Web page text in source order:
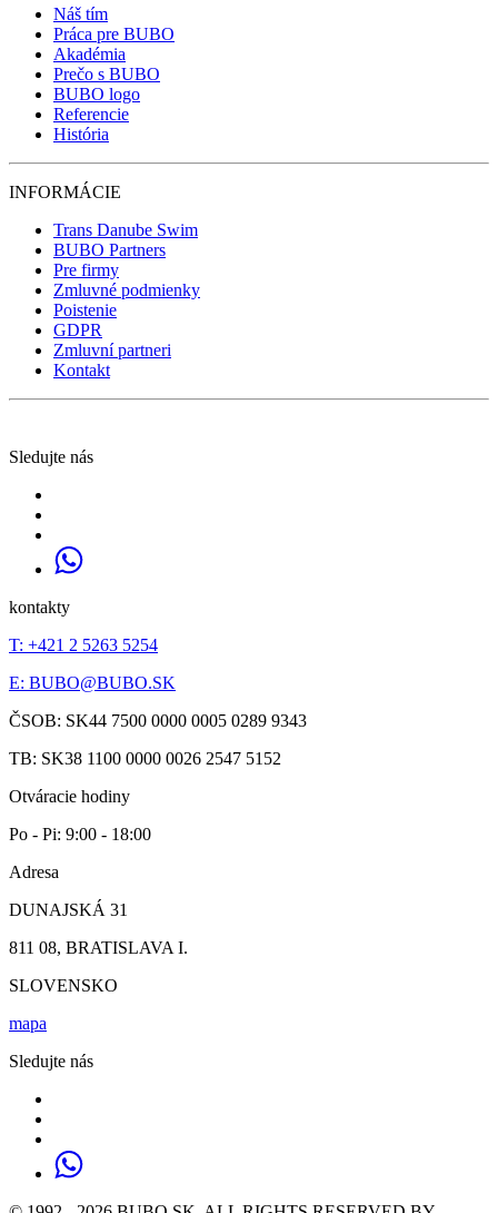
Náš tím
Práca pre BUBO
Akadémia
Prečo s BUBO
BUBO logo
Referencie
História
INFORMÁCIE
Trans Danube Swim
BUBO Partners
Pre firmy
Zmluvné podmienky
Poistenie
GDPR
Zmluvní partneri
Kontakt
Sledujte nás
kontakty
T: +421 2 5263 5254
E: BUBO@BUBO.SK
ČSOB: SK44 7500 0000 0005 0289 9343
TB: SK38 1100 0000 0026 2547 5152
Otváracie hodiny
Po - Pi: 9:00 - 18:00
Adresa
DUNAJSKÁ 31
811 08, BRATISLAVA I.
SLOVENSKO
mapa
Sledujte nás